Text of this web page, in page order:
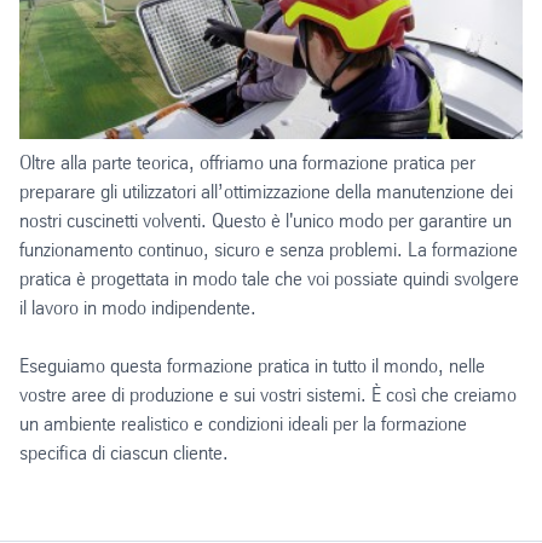
Oltre alla parte teorica, offriamo una formazione pratica per
preparare gli utilizzatori all’ottimizzazione della manutenzione dei
nostri cuscinetti volventi. Questo è l'unico modo per garantire un
funzionamento continuo, sicuro e senza problemi. La formazione
pratica è progettata in modo tale che voi possiate quindi svolgere
il lavoro in modo indipendente.
Eseguiamo questa formazione pratica in tutto il mondo, nelle
vostre aree di produzione e sui vostri sistemi. È così che creiamo
un ambiente realistico e condizioni ideali per la formazione
specifica di ciascun cliente.